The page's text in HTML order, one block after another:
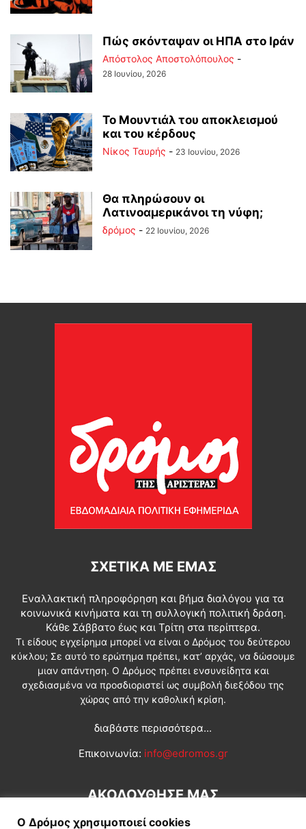
Πώς σκόνταψαν οι ΗΠΑ στο Ιράν
Απόστολος Αποστολόπουλος -
28 Ιουνίου, 2026
Το Μουντιάλ του αποκλεισμού
και του κέρδους
Νίκος Ταυρής - 23 Ιουνίου, 2026
Θα πληρώσουν οι
Λατινοαμερικάνοι τη νύφη;
δρόμος - 22 Ιουνίου, 2026
ΣΧΕΤΙΚΆ ΜΕ ΕΜΆΣ
Εναλλακτική πληροφόρηση και βήμα διαλόγου για τα
κοινωνικά κινήματα και τη συλλογική πολιτική δράση.
Κάθε Σάββατο έως και Τρίτη στα περίπτερα.
Τι είδους εγχείρημα μπορεί να είναι ο Δρόμος του δεύτερου
κύκλου; Σε αυτό το ερώτημα πρέπει, κατ’ αρχάς, να δώσουμε
μιαν απάντηση. Ο Δρόμος πρέπει ενσυνείδητα και
σχεδιασμένα να προσδιοριστεί ως συμβολή διεξόδου της
χώρας από την καθολική κρίση.
διαβάστε περισσότερα...
Επικοινωνία: info@edromos.gr
ΑΚΟΛΟΥΘΗΣΕ ΜΑΣ
Ο Δρόμος χρησιμοποιεί cookies